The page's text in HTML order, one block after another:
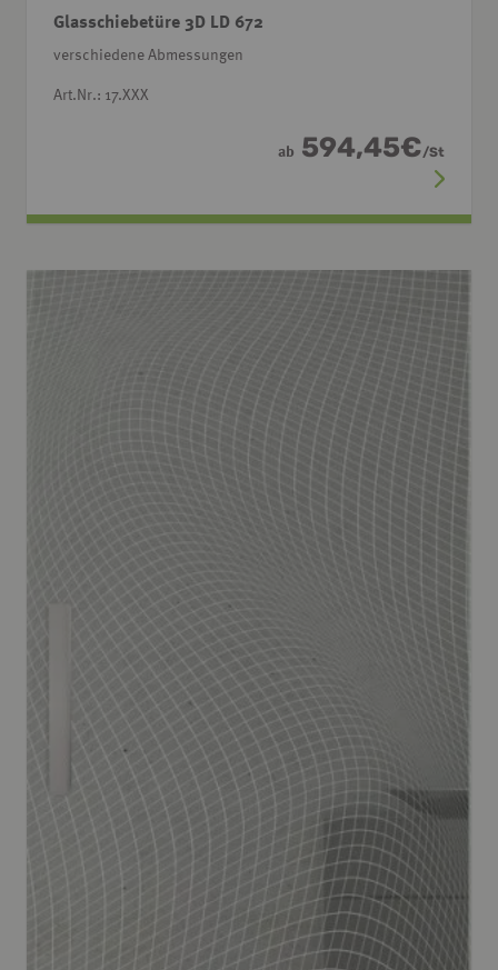
Glasschiebetüre 3D LD 672
verschiedene Abmessungen
Art.Nr.: 17.XXX
ab 594,45€/St